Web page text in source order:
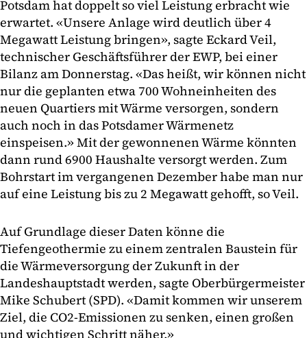
Potsdam hat doppelt so viel Leistung erbracht wie
erwartet. «Unsere Anlage wird deutlich über 4
Megawatt Leistung bringen», sagte Eckard Veil,
technischer Geschäftsführer der EWP, bei einer
Bilanz am Donnerstag. «Das heißt, wir können nicht
nur die geplanten etwa 700 Wohneinheiten des
neuen Quartiers mit Wärme versorgen, sondern
auch noch in das Potsdamer Wärmenetz
einspeisen.» Mit der gewonnenen Wärme könnten
dann rund 6900 Haushalte versorgt werden. Zum
Bohrstart im vergangenen Dezember habe man nur
auf eine Leistung bis zu 2 Megawatt gehofft, so Veil.
Auf Grundlage dieser Daten könne die
Tiefengeothermie zu einem zentralen Baustein für
die Wärmeversorgung der Zukunft in der
Landeshauptstadt werden, sagte Oberbürgermeister
Mike Schubert (SPD). «Damit kommen wir unserem
Ziel, die CO2-Emissionen zu senken, einen großen
und wichtigen Schritt näher.»